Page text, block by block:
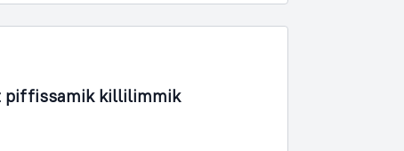
piffissamik killilimmik